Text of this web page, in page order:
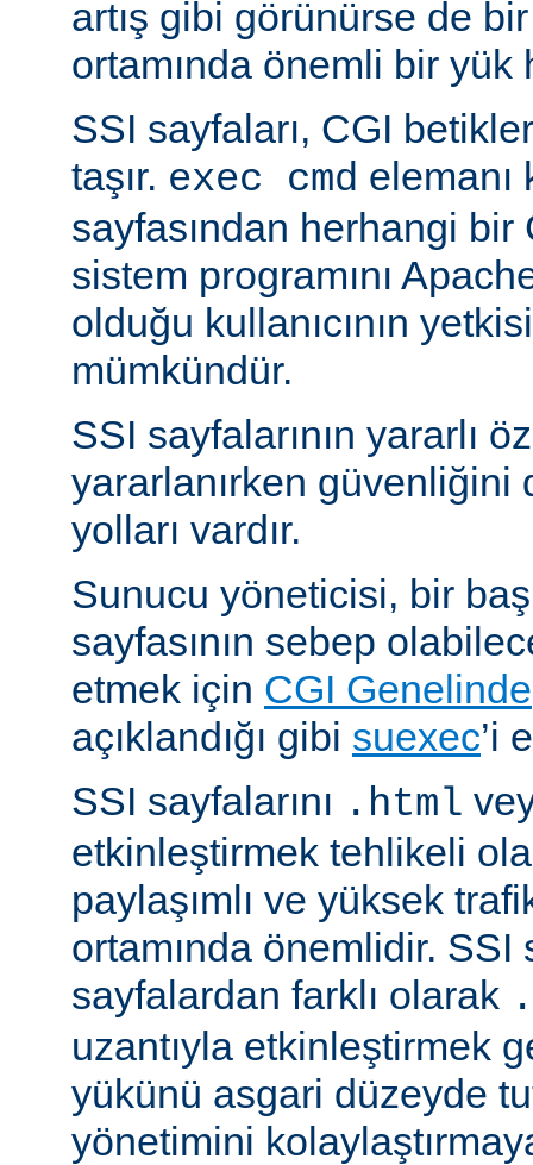
artış gibi görünürse de
ortamında önemli bir yük
SSI sayfaları, CGI
taşır. exec cmd elemanı
sayfasından herhangi
sistem programını
olduğu kullanıcının
mümkündür.
SSI sayfalarının yararlı
yararlanırken güvenliğini
yolları vardır.
Sunucu yöneticisi, bir
sayfasının sebep
etmek için CGI Genelinde
açıklandığı gibi suexec’i
SSI sayfalarını .html
etkinleştirmek tehlikeli
paylaşımlı ve yüksek
ortamında önemlidir. SSI
sayfalardan farklı olarak
uzantıyla etkinleştirmek
yükünü asgari düzeyde
yönetimini